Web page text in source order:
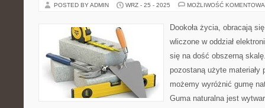
POSTED BY ADMIN WRZ - 25 - 2025 MOŻLIWOŚĆ
Dookoła życia, obracają
wliczone w oddział
się na dość obszerną
pozostaną użyte materiały
możemy wyróżnić gumę
Guma naturalna jest